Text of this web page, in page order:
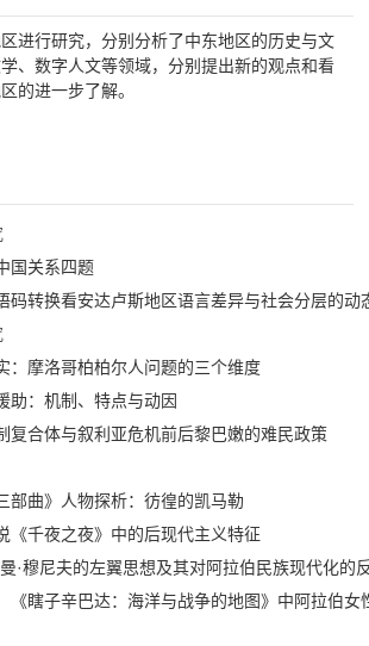
进行研究，分别分析了中东地区的历史与文
、数字人文等领域，分别提出新的观点和看
的进一步了解。
国关系四题
码转换看安达卢斯地区语言差异与社会分层的动
：摩洛哥柏柏尔人问题的三个维度
助：机制、特点与动因
复合体与叙利亚危机前后黎巴嫩的难民政策
部曲》人物探析：彷徨的凯马勒
《千夜之夜》中的后现代主义特征
·穆尼夫的左翼思想及其对阿拉伯民族现代化的
《瞎子辛巴达：海洋与战争的地图》中阿拉伯女